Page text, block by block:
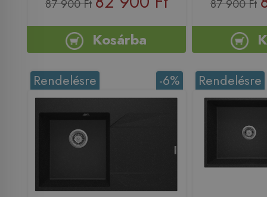
87 900 Ft
Kosárba
87 900 Ft
-6%
Rendelésre Rendelésre